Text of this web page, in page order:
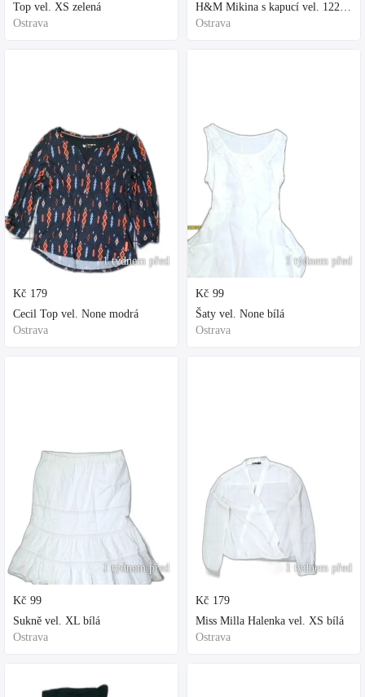
Top vel. XS zelená
Ostrava
1 týdnem před
Kč 179
Cecil Top vel. None modrá
Ostrava
1 týdnem před
Kč 99
Sukně vel. XL bílá
Ostrava
H&M Mikina s kapucí vel. 122 fialová
Ostrava
1 týdnem před
Kč 99
Šaty vel. None bílá
Ostrava
1 týdnem před
Kč 179
Miss Milla Halenka vel. XS bílá
Ostrava